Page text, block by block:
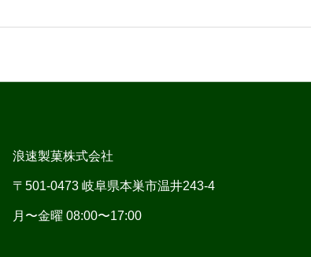
浪速製菓株式会社
〒501-0473 岐阜県本巣市温井243-4
月〜金曜 08:00〜17:00